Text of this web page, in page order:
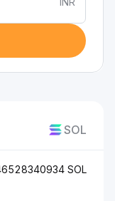
SOL
SOL